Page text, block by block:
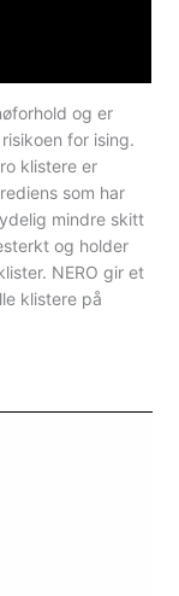
og er
for ising.
klistere er
som har
mindre skitt
og holder
NERO gir et
klistere på